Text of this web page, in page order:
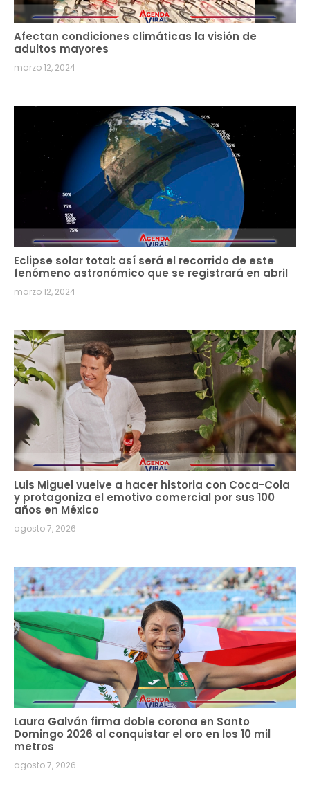
Afectan condiciones climáticas la visión de
adultos mayores
marzo 12, 2024
Eclipse solar total: así será el recorrido de este
fenómeno astronómico que se registrará en abril
marzo 12, 2024
Luis Miguel vuelve a hacer historia con Coca-Cola
y protagoniza el emotivo comercial por sus 100
años en México
agosto 7, 2026
Laura Galván firma doble corona en Santo
Domingo 2026 al conquistar el oro en los 10 mil
metros
agosto 7, 2026